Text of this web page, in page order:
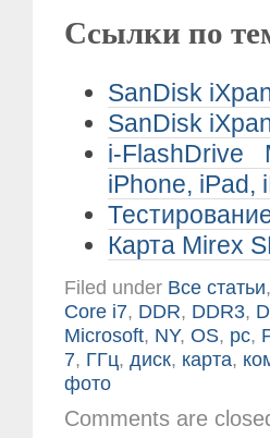
Ссылки по
SanDisk
SanDisk
i-
iPhone, iPad,
Карта Mirex
Filed under Все статьи
Core i7, DDR, DDR3,
Microsoft, NY,OS, pc,
7, ГГц,диск, карта,
фото
Comments are